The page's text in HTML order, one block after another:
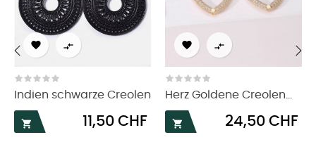
 
Indien schwarze Creolen

Preis
11,50 CHF
 
Herz Goldene Creolen...

Preis
24,50 CHF
‹